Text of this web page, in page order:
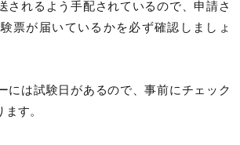
されるよう手配されているので、申請さ
票が届いているかを必ず確認しましょ
には試験日があるので、事前にチェック
す。